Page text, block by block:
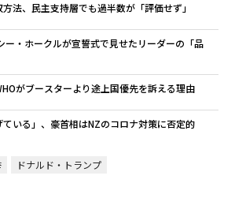
法、民主支持層でも過半数が「評価せず」
ー・ホークルが宣誓式で見せたリーダーの「品
がブースターより途上国優先を訴える理由
いる」、豪首相はNZのコロナ対策に否定的
ドナルド・トランプ